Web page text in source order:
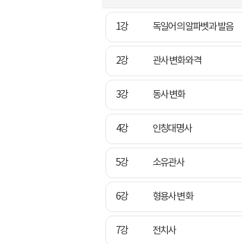
1강 독일어의 알파벳과 발음
2강 관사 변화와 격
3강 동사 변화
4강 인칭대명사
5강 소유관사
6강 형용사 변화
7강 전치사